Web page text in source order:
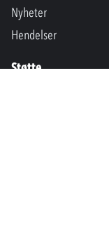
Nyheter
Hendelser
Støtte